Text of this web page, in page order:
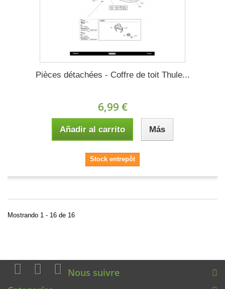
Pièces détachées - Coffre de toit Thule...
6,99 €
Añadir al carrito Más
Stock entrepôt
Mostrando 1 - 16 de 16
Nous suivre